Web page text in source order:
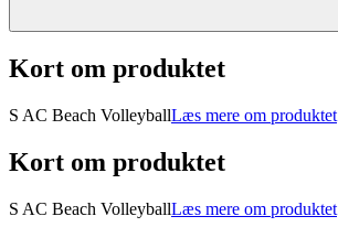
Kort om produktet
S AC Beach VolleyballLæs mere om produktet
Kort om produktet
S AC Beach VolleyballLæs mere om produktet